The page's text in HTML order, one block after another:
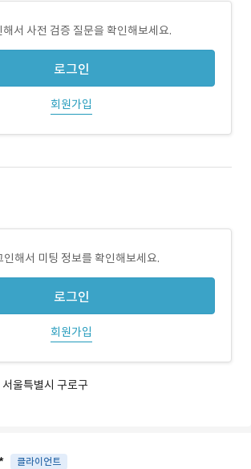
서 사전 검증 질문을 확인해보세요.
로그인
회원가입
인해서 미팅 정보를 확인해보세요.
로그인
회원가입
서울특별시 구로구
클라이언트